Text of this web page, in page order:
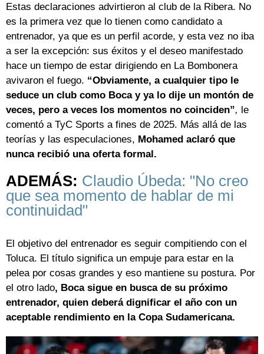
Estas declaraciones advirtieron al club de la Ribera. No
es la primera vez que lo tienen como candidato a
entrenador, ya que es un perfil acorde, y esta vez no iba
a ser la excepción: sus éxitos y el deseo manifestado
hace un tiempo de estar dirigiendo en La Bombonera
avivaron el fuego. “Obviamente, a cualquier tipo le
seduce un club como Boca y ya lo dije un montón de
veces, pero a veces los momentos no coinciden”, le
comentó a TyC Sports a fines de 2025. Más allá de las
teorías y las especulaciones, Mohamed aclaró que
nunca recibió una oferta formal.
ADEMÁS: Claudio Úbeda: "No creo
que sea momento de hablar de mi
continuidad"
El objetivo del entrenador es seguir compitiendo con el
Toluca. El título significa un empuje para estar en la
pelea por cosas grandes y eso mantiene su postura. Por
el otro lado, Boca sigue en busca de su próximo
entrenador, quien deberá dignificar el año con un
aceptable rendimiento en la Copa Sudamericana.